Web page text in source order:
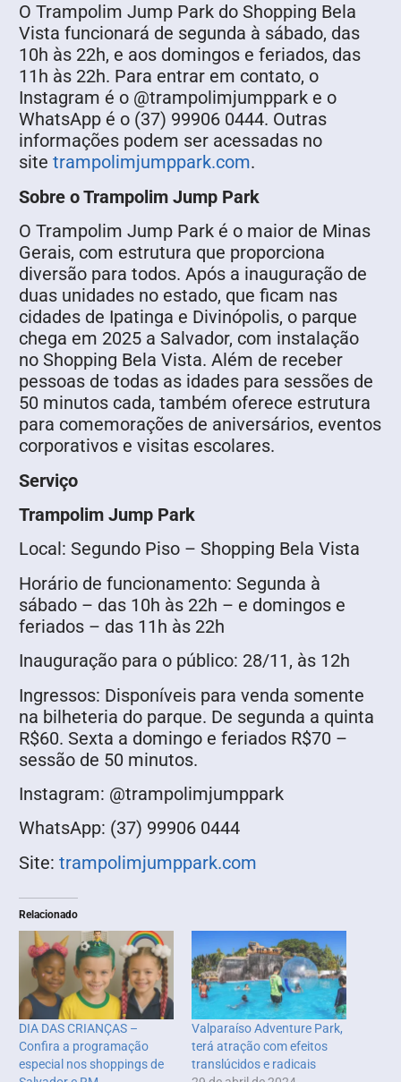
O Trampolim Jump Park do Shopping Bela
Vista funcionará de segunda à sábado, das
10h às 22h, e aos domingos e feriados, das
11h às 22h. Para entrar em contato, o
Instagram é o @trampolimjumppark e o
WhatsApp é o (37) 99906 0444. Outras
informações podem ser acessadas no
site trampolimjumppark.com.
Sobre o Trampolim Jump Park
O Trampolim Jump Park é o maior de Minas
Gerais, com estrutura que proporciona
diversão para todos. Após a inauguração de
duas unidades no estado, que ficam nas
cidades de Ipatinga e Divinópolis, o parque
chega em 2025 a Salvador, com instalação
no Shopping Bela Vista. Além de receber
pessoas de todas as idades para sessões de
50 minutos cada, também oferece estrutura
para comemorações de aniversários, eventos
corporativos e visitas escolares.
Serviço
Trampolim Jump Park
Local: Segundo Piso – Shopping Bela Vista
Horário de funcionamento: Segunda à
sábado – das 10h às 22h – e domingos e
feriados – das 11h às 22h
Inauguração para o público: 28/11, às 12h
Ingressos: Disponíveis para venda somente
na bilheteria do parque. De segunda a quinta
R$60. Sexta a domingo e feriados R$70 –
sessão de 50 minutos.
Instagram: @trampolimjumppark
WhatsApp: (37) 99906 0444
Site: trampolimjumppark.com
Relacionado
DIA DAS CRIANÇAS –
Confira a programação
especial nos shoppings de
Valparaíso Adventure Park,
terá atração com efeitos
translúcidos e radicais